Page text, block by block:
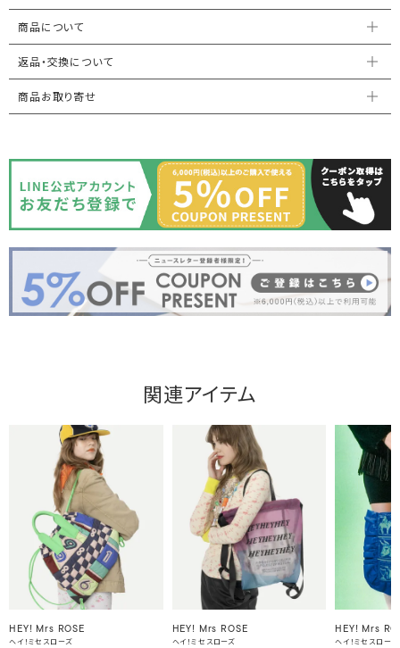
商品について
返品・交換について
商品お取り寄せ
関連アイテム
HEY! Mrs ROSE
ヘイ！ミセスローズ
HEY! Mrs ROSE
ヘイ！ミセスローズ
HEY! Mrs
ヘイ！ミセスローズ